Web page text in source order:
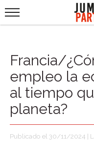
Francia/
empleo la
al tiempo
planeta?
Publicado el 30/11/2024 |